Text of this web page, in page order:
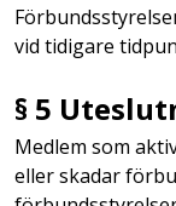
vid tidigare
§ 5
Medlem som
eller skadar